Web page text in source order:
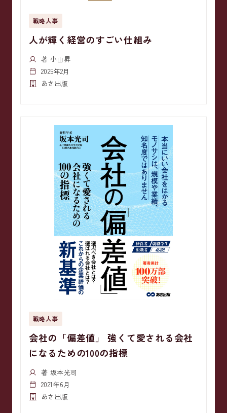
戦略人事
人が輝く経営のすごい仕組み
著 小山昇
2025年2月
あさ出版
戦略人事
会社の「偏差値」 強くて愛される会社
になるための100の指標
著 坂本光司
2021年6月
あさ出版